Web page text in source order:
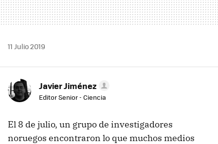
11 Julio 2019
Javier Jiménez
Editor Senior - Ciencia
El 8 de julio, un grupo de investigadores
noruegos encontraron lo que muchos medios